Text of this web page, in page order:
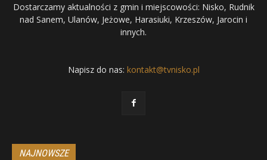
Dostarczamy aktualności z gmin i miejscowości: Nisko, Rudnik
nad Sanem, Ulanów, Jeżowe, Harasiuki, Krzeszów, Jarocin i
innych.
Napisz do nas: kontakt@tvnisko.pl
NAJNOWSZE